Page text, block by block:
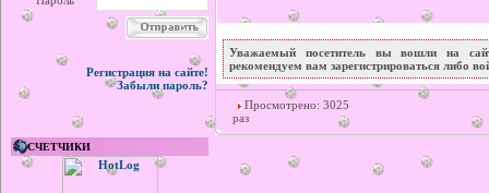
Регистрация на сайте!
Забыли пароль?
СЧЕТЧИКИ
Уважаемый посетитель вы вошли на
рекомендуем вам зарегистрироваться либо
Просмотрено: 3025
раз